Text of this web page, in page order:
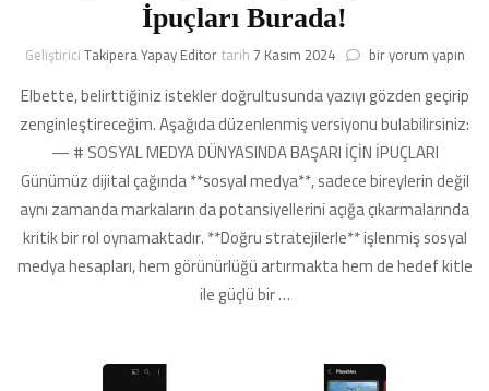
İpuçları Burada!
GeliştiriciTakipera Yapay Editortarih7 Kasım 2024 Sosyal
Başarı
İçin
Altın
İpuçları
Burada!
için
bir yorum yapın
Elbette, belirttiğiniz istekler doğrultusunda yazıyı gözden geçirip
zenginleştireceğim. Aşağıda düzenlenmiş versiyonu bulabilirsiniz:
— # SOSYAL MEDYA DÜNYASINDA BAŞARI İÇİN İPUÇLARI
Günümüz dijital çağında **sosyal medya**, sadece bireylerin değil
aynı zamanda markaların da potansiyellerini açığa çıkarmalarında
kritik bir rol oynamaktadır. **Doğru stratejilerle** işlenmiş sosyal
medya hesapları, hem görünürlüğü artırmakta hem de hedef kitle
ile güçlü bir …